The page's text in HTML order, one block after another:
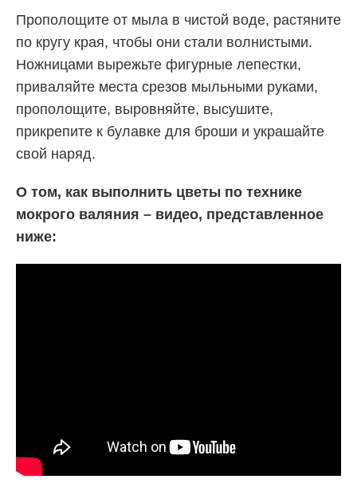
Прополощите от мыла в чистой воде, растяните
по кругу края, чтобы они стали волнистыми.
Ножницами вырежьте фигурные лепестки,
приваляйте места срезов мыльными руками,
прополощите, выровняйте, высушите,
прикрепите к булавке для броши и украшайте
свой наряд.
О том, как выполнить цветы по технике
мокрого валяния – видео, представленное
ниже: